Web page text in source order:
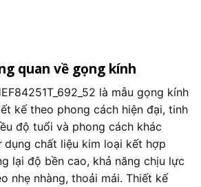
quan về gọng kính
là mẫu gọng kính
kế theo phong cách hiện đại, tinh
độ tuổi và phong cách khác
dụng chất liệu kim loại kết hợp
lại độ bền cao, khả năng chịu lực
nhẹ nhàng, thoải mái. Thiết kế